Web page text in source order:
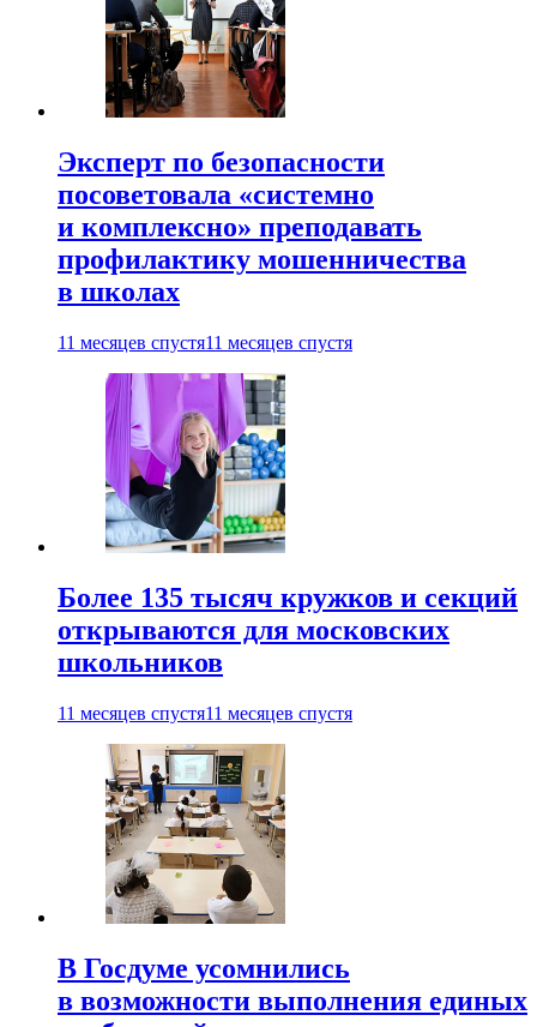
Эксперт по безопасности
посоветовала «системно
и комплексно» преподавать
профилактику мошенничества
в школах
11 месяцев спустя11 месяцев спустя
Более 135 тысяч кружков и секций
открываются для московских
школьников
11 месяцев спустя11 месяцев спустя
В Госдуме усомнились
в возможности выполнения единых